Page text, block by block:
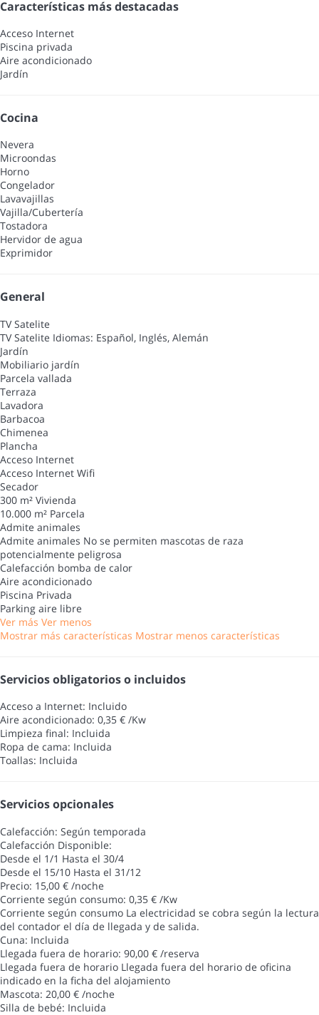
Características más destacadas
Acceso Internet
Piscina privada
Aire acondicionado
Jardín
Cocina
Nevera
Microondas
Horno
Congelador
Lavavajillas
Vajilla/Cubertería
Tostadora
Hervidor de agua
Exprimidor
General
TV Satelite
TV Satelite Idiomas: Español, Inglés, Alemán
Jardín
Mobiliario jardín
Parcela vallada
Terraza
Lavadora
Barbacoa
Chimenea
Plancha
Acceso Internet
Acceso Internet Wifi
Secador
300 m² Vivienda
10.000 m² Parcela
Admite animales
Admite animales No se permiten mascotas de raza
potencialmente peligrosa
Calefacción bomba de calor
Aire acondicionado
Piscina Privada
Parking aire libre
Ver más Ver menos
Mostrar más características Mostrar menos características
Servicios obligatorios o incluidos
Acceso a Internet: Incluido
Aire acondicionado: 0,35 € /Kw
Limpieza final: Incluida
Ropa de cama: Incluida
Toallas: Incluida
Servicios opcionales
Calefacción: Según temporada
Calefacción Disponible:
Desde el 1/1 Hasta el 30/4
Desde el 15/10 Hasta el 31/12
Precio: 15,00 € /noche
Corriente según consumo: 0,35 € /Kw
Corriente según consumo La electricidad se cobra según la lectura
del contador el día de llegada y de salida.
Cuna: Incluida
Llegada fuera de horario: 90,00 € /reserva
Llegada fuera de horario Llegada fuera del horario de oficina
indicado en la ficha del alojamiento
Mascota: 20,00 € /noche
Silla de bebé: Incluida